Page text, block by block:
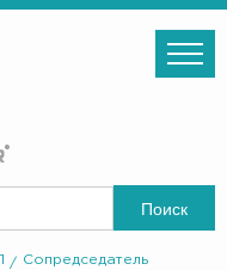
Поиск
Сопредседатель